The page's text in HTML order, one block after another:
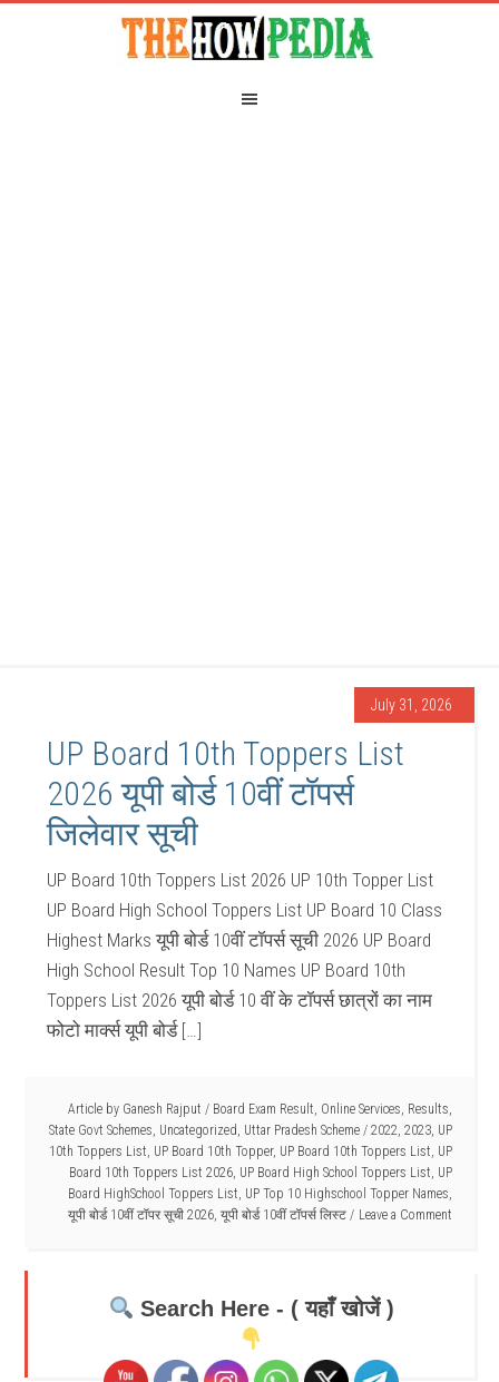
July 31, 2026
UP Board 10th Toppers List
2026 यूपी बोर्ड 10वीं टॉपर्स
जिलेवार सूची
UP Board 10th Toppers List 2026 UP 10th Topper List
UP Board High School Toppers List UP Board 10 Class
Highest Marks यूपी बोर्ड 10वीं टॉपर्स सूची 2026 UP Board
High School Result Top 10 Names UP Board 10th
Toppers List 2026 यूपी बोर्ड 10 वीं के टॉपर्स छात्रों का नाम
फोटो मार्क्स यूपी बोर्ड […]
Article by Ganesh Rajput / Board Exam Result, Online Services, Results,
State Govt Schemes, Uncategorized, Uttar Pradesh Scheme / 2022, 2023, UP
10th Toppers List, UP Board 10th Topper, UP Board 10th Toppers List, UP
Board 10th Toppers List 2026, UP Board High School Toppers List, UP
Board HighSchool Toppers List, UP Top 10 Highschool Topper Names,
यूपी बोर्ड 10वीं टॉपर सूची 2026, यूपी बोर्ड 10वीं टॉपर्स लिस्ट Leave a Comment
Search Here - ( यहाँ खोजें )